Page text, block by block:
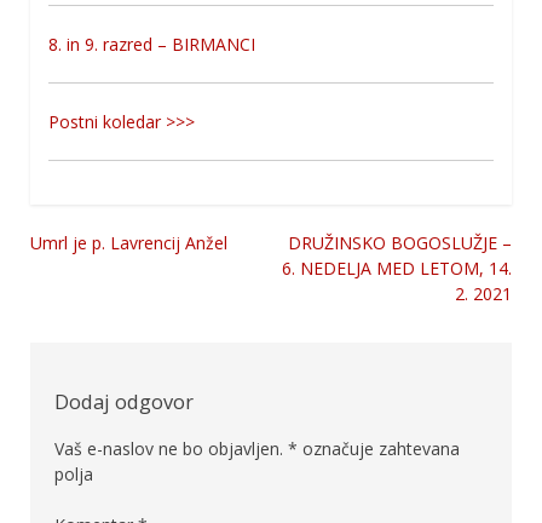
8. in 9. razred – BIRMANCI
Postni koledar >>>
Umrl je p. Lavrencij Anžel
DRUŽINSKO BOGOSLUŽJE –
6. NEDELJA MED LETOM, 14.
2. 2021
Dodaj odgovor
Vaš e-naslov ne bo objavljen. * označuje zahtevana
polja